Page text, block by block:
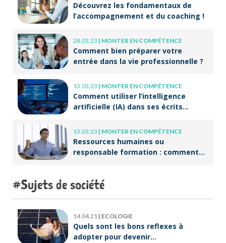
Découvrez les fondamentaux de
l’accompagnement et du coaching !
28.03.23 | MONTER EN COMPÉTENCE
Comment bien préparer votre
entrée dans la vie professionnelle ?
13.03.23 | MONTER EN COMPÉTENCE
Comment utiliser l’intelligence
artificielle (IA) dans ses écrits
13.03.23 | MONTER EN COMPÉTENCE
Ressources humaines ou
responsable formation : comment
Sujets de société
14.04.21 | ECOLOGIE
Quels sont les bons reflexes à
adopter pour devenir